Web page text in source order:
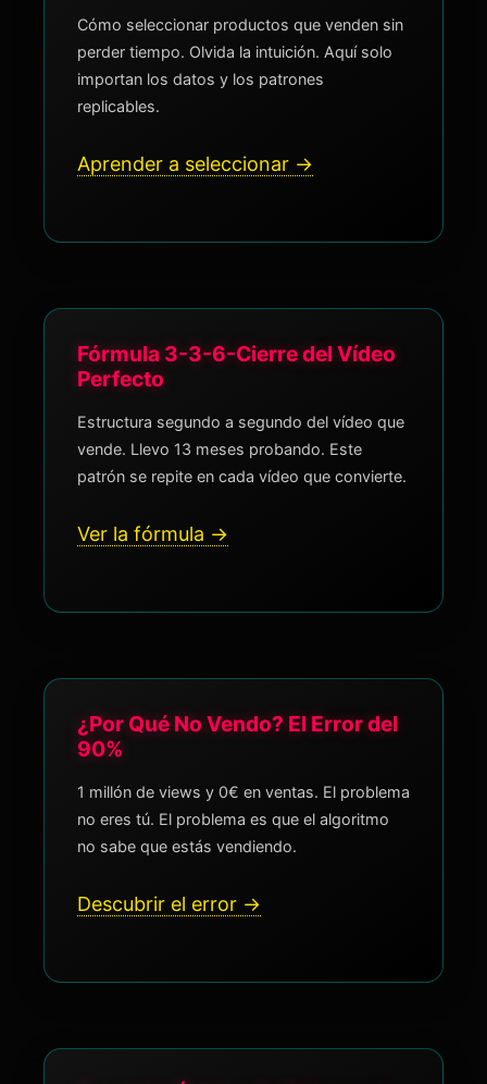
Cómo seleccionar productos que venden sin
perder tiempo. Olvida la intuición. Aquí solo
importan los datos y los patrones
replicables.
Aprender a seleccionar →
Fórmula 3-3-6-Cierre del Vídeo
Perfecto
Estructura segundo a segundo del vídeo que
vende. Llevo 13 meses probando. Este
patrón se repite en cada vídeo que convierte.
Ver la fórmula →
¿Por Qué No Vendo? El Error del
90%
1 millón de views y 0€ en ventas. El problema
no eres tú. El problema es que el algoritmo
no sabe que estás vendiendo.
Descubrir el error →